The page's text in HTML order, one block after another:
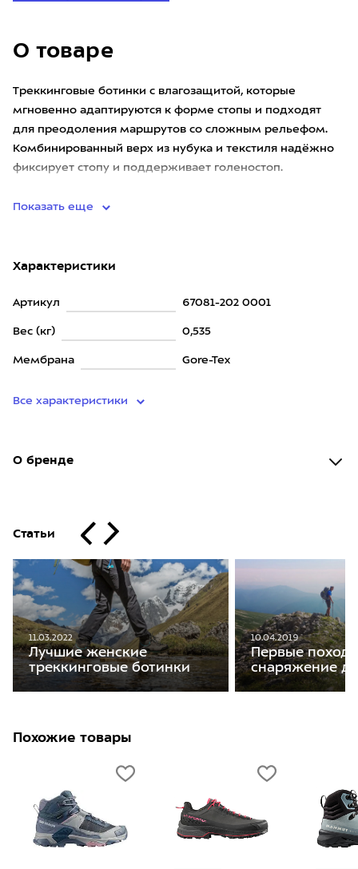
О товаре
Треккинговые ботинки с влагозащитой, которые
мгновенно адаптируются к форме стопы и подходят
для преодоления маршрутов со сложным рельефом.
Комбинированный верх из нубука и текстиля надёжно
фиксирует стопу и поддерживает голеностоп.
Показать еще
Характеристики
Артикул 67081-202 0001
Вес (кг) 0,535
Мембрана Gore-Tex
Все характеристики
О бренде
Статьи
11.03.2022
Лучшие женские
треккинговые ботинки
10.04.2019
Первые
снаряжение
Похожие товары